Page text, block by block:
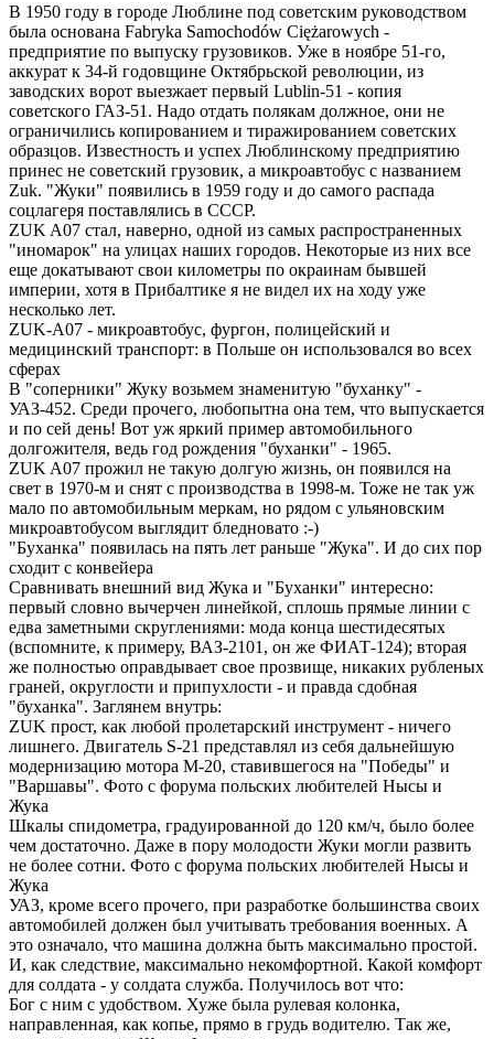
В 1950 году в городе Люблине под советским руководством
была основана Fabryka Samochodów Ciężarowych -
предприятие по выпуску грузовиков. Уже в ноябре 51-го,
аккурат к 34-й годовщине Октябрьской революции, из
заводских ворот выезжает первый Lublin-51 - копия
советского ГАЗ-51. Надо отдать полякам должное, они не
ограничились копированием и тиражированием советских
образцов. Известность и успех Люблинскому предприятию
принес не советский грузовик, а микроавтобус с названием
Zuk. "Жуки" появились в 1959 году и до самого распада
соцлагеря поставлялись в СССР.
ZUK A07 стал, наверно, одной из самых распространенных
"иномарок" на улицах наших городов. Некоторые из них все
еще докатывают свои километры по окраинам бывшей
империи, хотя в Прибалтике я не видел их на ходу уже
несколько лет.
ZUK-A07 - микроавтобус, фургон, полицейский и
медицинский транспорт: в Польше он использовался во всех
сферах
В "соперники" Жуку возьмем знаменитую "буханку" -
УАЗ-452. Среди прочего, любопытна она тем, что выпускается
и по сей день! Вот уж яркий пример автомобильного
долгожителя, ведь год рождения "буханки" - 1965.
ZUK A07 прожил не такую долгую жизнь, он появился на
свет в 1970-м и снят с производства в 1998-м. Тоже не так уж
мало по автомобильным меркам, но рядом с ульяновским
микроавтобусом выглядит бледновато :-)
"Буханка" появилась на пять лет раньше "Жука". И до сих пор
сходит с конвейера
Сравнивать внешний вид Жука и "Буханки" интересно:
первый словно вычерчен линейкой, сплошь прямые линии с
едва заметными скруглениями: мода конца шестидесятых
(вспомните, к примеру, ВАЗ-2101, он же ФИАТ-124); вторая
же полностью оправдывает свое прозвище, никаких рубленых
граней, округлости и припухлости - и правда сдобная
"буханка". Заглянем внутрь:
ZUK прост, как любой пролетарский инструмент - ничего
лишнего. Двигатель S-21 представлял из себя дальнейшую
модернизацию мотора M-20, ставившегося на "Победы" и
"Варшавы". Фото с форума польских любителей Нысы и
Жука
Шкалы спидометра, градуированной до 120 км/ч, было более
чем достаточно. Даже в пору молодости Жуки могли развить
не более сотни. Фото с форума польских любителей Нысы и
Жука
УАЗ, кроме всего прочего, при разработке большинства своих
автомобилей должен был учитывать требования военных. А
это означало, что машина должна быть максимально простой.
И, как следствие, максимально некомфортной. Какой комфорт
для солдата - у солдата служба. Получилось вот что:
Бог с ним с удобством. Хуже была рулевая колонка,
направленная, как копье, прямо в грудь водителю. Так же,